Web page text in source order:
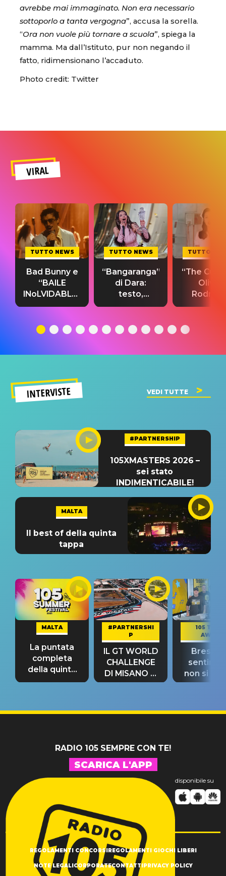
avrebbe mai immaginato. Non era necessario
sottoporlo a tanta vergogna”, accusa la sorella.
“Ora non vuole più tornare a scuola”, spiega la
mamma. Ma dall’Istituto, pur non negando il
fatto, ridimensionano l’accaduto.
Photo credit: Twitter
VIRAL
TUTTO NEWS
Bad Bunny e
“BAILE
INoLVIDABLE”:
testo,
significato
TUTTO NEWS
“Bangaranga”
di Dara:
testo,
traduzione e
del singolo
TUTTO
“The
Olivia
testo,
INTERVISTE VEDI TUTTE
#PARTNERSHIP
105XMASTERS 2026 –
sei stato
INDIMENTICABILE!
MALTA
Il best of della quinta
tappa
MALTA
La puntata
completa
della quinta
tappa
#PARTNERSHI
P
IL GT WORLD
CHALLENGE
DI MISANO si
riconferma
105 TAKE
AWAY
Bresh:
non si
fino alla
RADIO 105 SEMPRE CON TE!
SCARICA L'APP
disponibile su
REGOLAMENTI CONCORSI REGOLAMENTI GIOCHI LIBERI
NOTE LEGALI CORPORATECONTATTI PRIVACY POLICY